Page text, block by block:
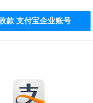
款 支付宝企业账号